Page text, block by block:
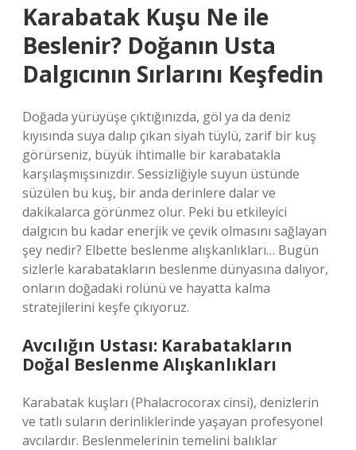
Karabatak Kuşu Ne ile
Beslenir? Doğanın Usta
Dalgıcının Sırlarını Keşfedin
Doğada yürüyüşe çıktığınızda, göl ya da deniz
kıyısında suya dalıp çıkan siyah tüylü, zarif bir kuş
görürseniz, büyük ihtimalle bir karabatakla
karşılaşmışsınızdır. Sessizliğiyle suyun üstünde
süzülen bu kuş, bir anda derinlere dalar ve
dakikalarca görünmez olur. Peki bu etkileyici
dalgıcın bu kadar enerjik ve çevik olmasını sağlayan
şey nedir? Elbette beslenme alışkanlıkları… Bugün
sizlerle karabatakların beslenme dünyasına dalıyor,
onların doğadaki rolünü ve hayatta kalma
stratejilerini keşfe çıkıyoruz.
Avcılığın Ustası: Karabatakların
Doğal Beslenme Alışkanlıkları
Karabatak kuşları (Phalacrocorax cinsi), denizlerin
ve tatlı suların derinliklerinde yaşayan profesyonel
avcılardır. Beslenmelerinin temelini balıklar